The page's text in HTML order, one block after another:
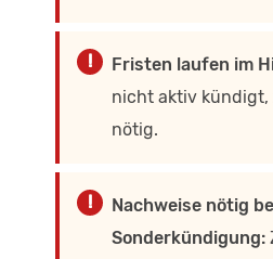
Fristen laufen im
nicht aktiv
nötig.
Nachweise nötig
Sonderkündigung: